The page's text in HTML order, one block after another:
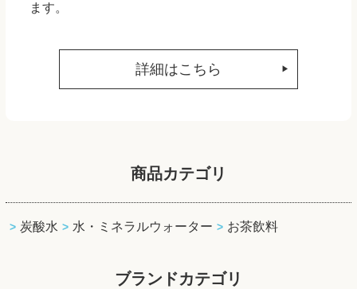
ます。
詳細はこちら
商品カテゴリ
炭酸水 水・ミネラルウォーター お茶飲料
ブランドカテゴリ